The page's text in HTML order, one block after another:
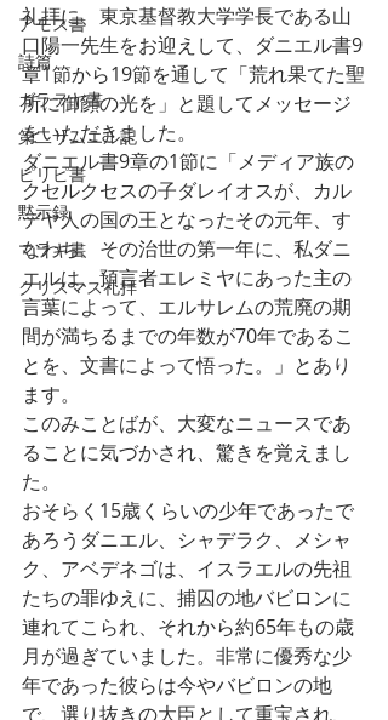
アモス書
詩篇
ガラテヤ書
第二サムエル記
ピリピ書
黙示録
マラキ書
クリスマス礼拝
礼拝に、東京基督教大学学長である山
口陽一先生をお迎えして、ダニエル書9
章1節から19節を通して「荒れ果てた聖
所に御顔の光を」と題してメッセージ
をいただきました。
ダニエル書9章の1節に「メディア族の
クセルクセスの子ダレイオスが、カル
デヤ人の国の王となったその元年、す
なわち、その治世の第一年に、私ダニ
エルは、預言者エレミヤにあった主の
言葉によって、エルサレムの荒廃の期
間が満ちるまでの年数が70年であるこ
とを、文書によって悟った。」とあり
ます。
このみことばが、大変なニュースであ
ることに気づかされ、驚きを覚えまし
た。
おそらく15歳くらいの少年であったで
あろうダニエル、シャデラク、メシャ
ク、アベデネゴは、イスラエルの先祖
たちの罪ゆえに、捕囚の地バビロンに
連れてこられ、それから約65年もの歳
月が過ぎていました。非常に優秀な少
年であった彼らは今やバビロンの地
で、選り抜きの大臣として重宝され、